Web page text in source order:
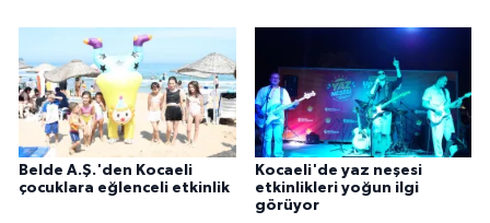
Belde A.Ş.'den Kocaeli
çocuklara eğlenceli etkinlik
Kocaeli'de yaz neşesi
etkinlikleri yoğun ilgi
görüyor